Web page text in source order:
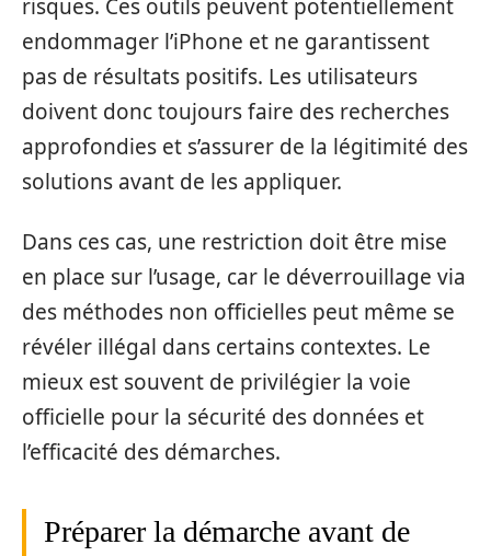
risques. Ces outils peuvent potentiellement
endommager l’iPhone et ne garantissent
pas de résultats positifs. Les utilisateurs
doivent donc toujours faire des recherches
approfondies et s’assurer de la légitimité des
solutions avant de les appliquer.
Dans ces cas, une restriction doit être mise
en place sur l’usage, car le déverrouillage via
des méthodes non officielles peut même se
révéler illégal dans certains contextes. Le
mieux est souvent de privilégier la voie
officielle pour la sécurité des données et
l’efficacité des démarches.
Préparer la démarche avant de